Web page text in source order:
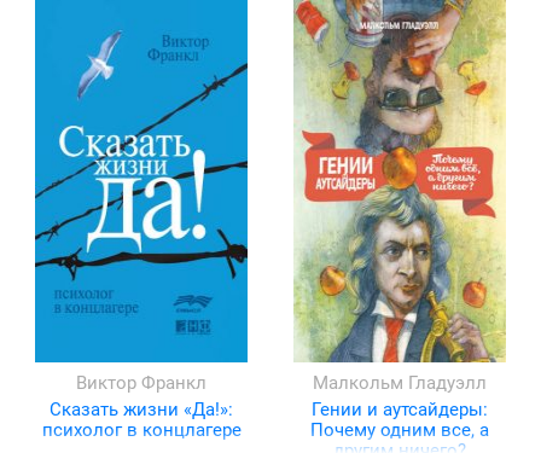
Виктор Франкл
Сказать жизни «Да!»:
психолог в концлагере
Малкольм Гладуэлл
Гении и аутсайдеры:
Почему одним все, а